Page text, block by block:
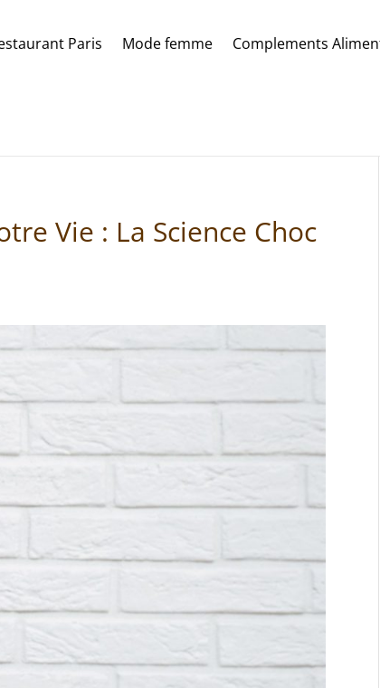
Paris Mode femme Complements
Vie : La Science Choc